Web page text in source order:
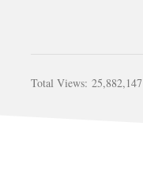
Total Views: 25,882,147